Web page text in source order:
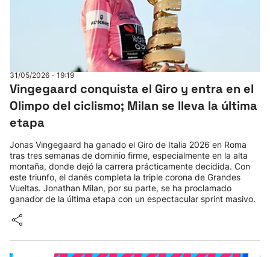
31/05/2026 - 19:19
Vingegaard conquista el Giro y entra en el
Olimpo del ciclismo; Milan se lleva la última
etapa
Jonas Vingegaard ha ganado el Giro de Italia 2026 en Roma
tras tres semanas de dominio firme, especialmente en la alta
montaña, donde dejó la carrera prácticamente decidida. Con
este triunfo, el danés completa la triple corona de Grandes
Vueltas. Jonathan Milan, por su parte, se ha proclamado
ganador de la última etapa con un espectacular sprint masivo.